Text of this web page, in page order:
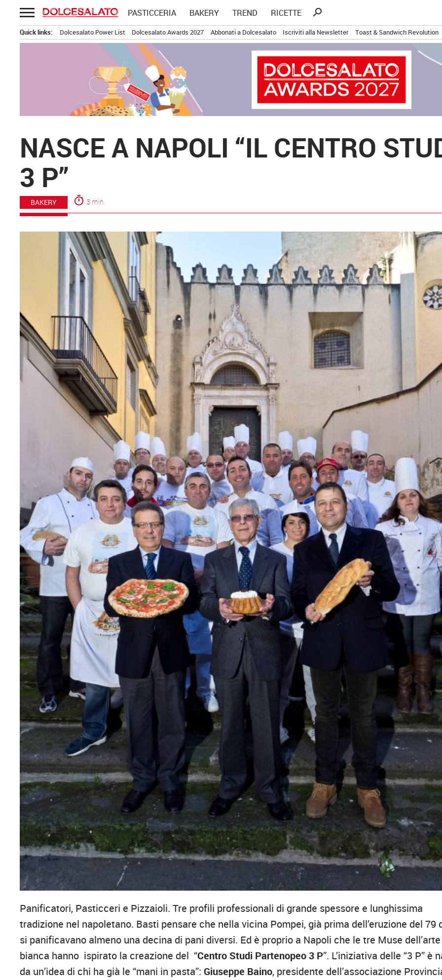
Passa
al
contenuto
PASTICCERIA BAKERY TREND RICETTE
Ricerca
search
Quick links: Dolcesalato Power List Dolcesalato Awards 2027 Abbonati a Dolcesalato Iscriviti alla Newsletter Toast & Sandwich Revolution
NASCE A NAPOLI “IL CENTRO
3 P”
BAKERY timer 3 min.
Panificatori, Pasticceri e Pizzaioli. Tre profili professionali di grande spessore e lunghissima
tradizione nel napoletano. Basti pensare che nella vicina Pompei, già prima dell’eruzione del 79
si panificavano almeno una decina di pani diversi. Ed è proprio a Napoli che le tre Muse dell’arte
bianca hanno ispirato la creazione del “Centro Studi Partenopeo 3 P”. L’iniziativa delle “3 P” è
da un’idea di chi ha già le “mani in pasta”: Giuseppe Baino, presidente dell’associazione